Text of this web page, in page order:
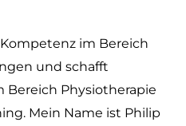
im Bereich
und schafft
Bereich Physiotherapie
Mein Name ist Philip